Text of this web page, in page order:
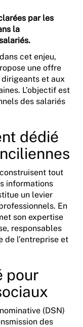
par les
la
cet enjeu,
une offre
dirigeants et aux
L’objectif est
des salariés
dédié
tout
informations
un levier
En
son expertise
responsables
de l’entreprise et
pour
(DSN)
des